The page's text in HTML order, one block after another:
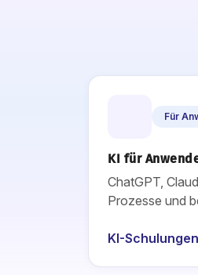
Für
KI für
ChatGPT,
Prozesse und
KI-